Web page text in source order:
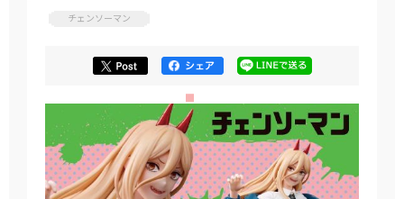
チェンソーマン